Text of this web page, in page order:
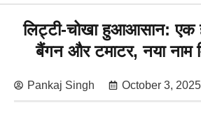
लिट्टी-चोखा हुआआसान: एक
बैंगन और टमाटर, नया नाम
Pankaj Singh October 3, 2025